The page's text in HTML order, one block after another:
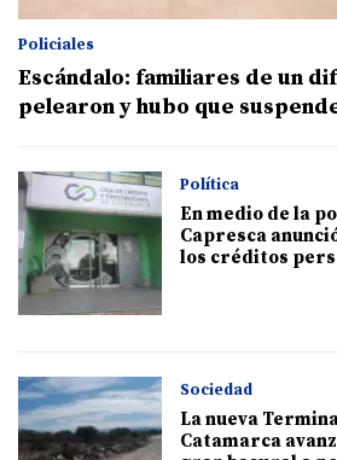
Policiales
Escándalo: familiares de un
pelearon y hubo que
Política
En medio de la
Capresca
los créditos
Sociedad
La nueva
Catamarca